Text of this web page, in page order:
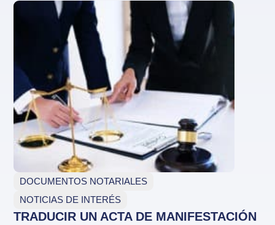
DOCUMENTOS NOTARIALES
NOTICIAS DE INTERÉS
TRADUCIR UN ACTA DE MANIFESTACIÓN